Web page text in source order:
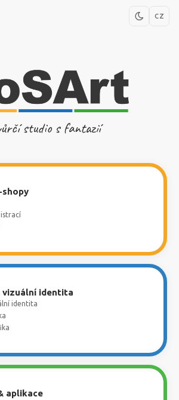
CZ
studio s fantazií
shopy
vizuální identita
identita
aplikace